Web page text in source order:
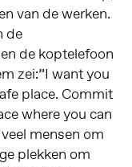
van de werken.
de
de koptelefoon
zei:”I want you
place. Commit
where you can
mensen om
plekken om